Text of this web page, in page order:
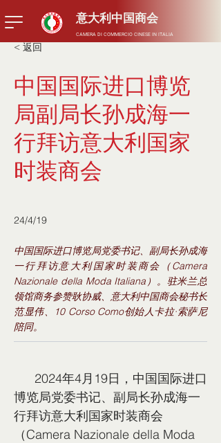
​意大利中国商会
CAMERA DI COMMERCIO CINESE IN ITALIA
< 返回
中国国际进口博览
局副局长孙成海一
行拜访意大利国家
时装商会
24/4/19
中国国际进口博览局党委书记、副局长孙成海
一行拜访意大利国家时装商会（Camera
Nazionale della Moda Italiana）。驻米兰总
领馆商务参赞耿协威、意大利中国商会秘书长
范显伟、10 Corso Como创始人卡拉·索萨尼
陪同。
博览局党委书记、副局长孙成海一
行拜访意大利国家时装商会
（Camera Nazionale della Moda